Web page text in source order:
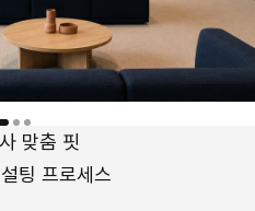
맞춤 핏
팅 프로세스